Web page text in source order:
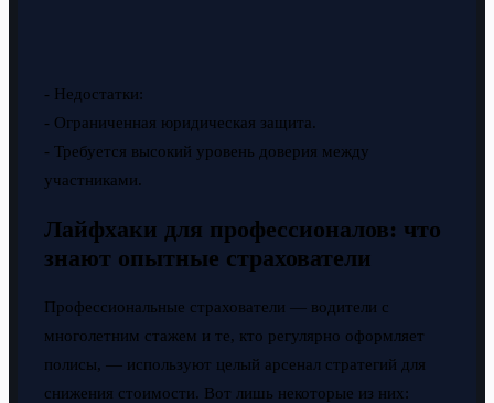
- Недостатки:
- Ограниченная юридическая защита.
- Требуется высокий уровень доверия между
участниками.
Лайфхаки для профессионалов: что
знают опытные страхователи
Профессиональные страхователи — водители с
многолетним стажем и те, кто регулярно оформляет
полисы, — используют целый арсенал стратегий для
снижения стоимости. Вот лишь некоторые из них: